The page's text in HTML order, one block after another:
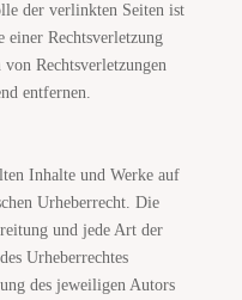
der verlinkten Seiten ist
einer Rechtsverletzung
Rechtsverletzungen
entfernen.
Inhalte und Werke auf
Urheberrecht. Die
und jede Art der
Urheberrechtes
des jeweiligen Autors